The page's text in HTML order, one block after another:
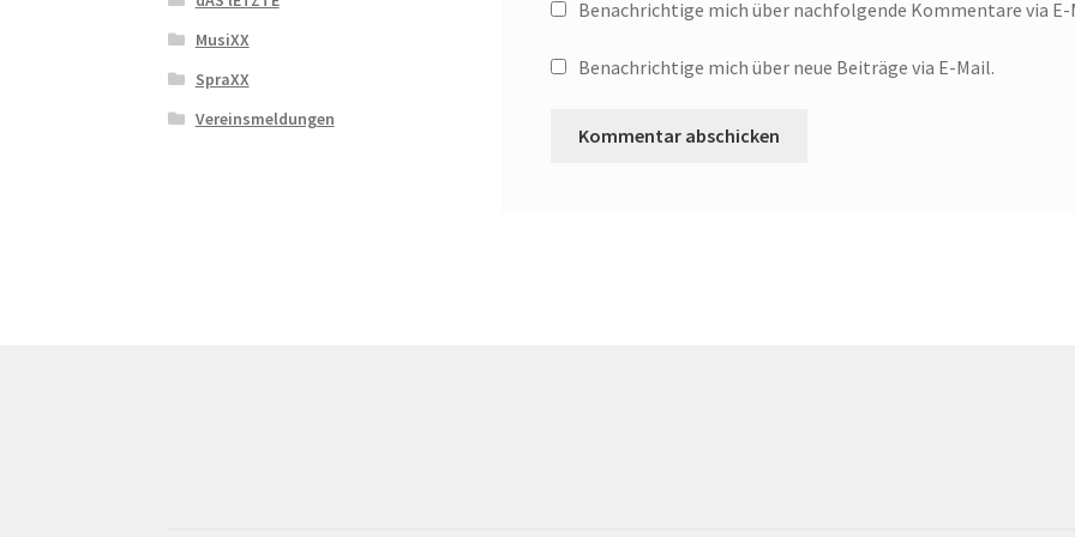
Benachrichtige mich über nachfolgende Kommentare via E-
Benachrichtige mich über neue Beiträge via E-Mail.
MusiXX
SpraXX
Vereinsmeldungen